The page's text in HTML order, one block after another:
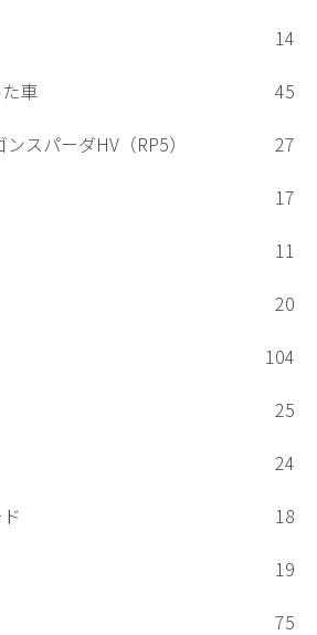
14
車
45
スパーダHV（RP5）
27
17
11
20
104
25
24
18
19
75